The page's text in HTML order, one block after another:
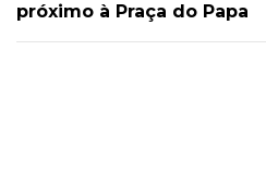
próximo à Praça do Papa